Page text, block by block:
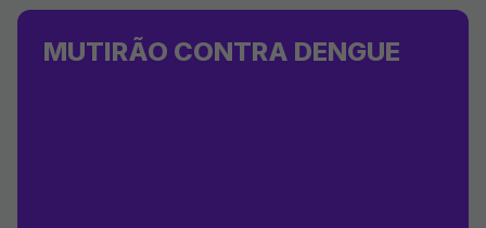
MUTIRÃO CONTRA DENGUE